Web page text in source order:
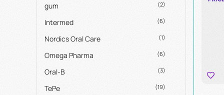
gum (2)
Intermed (6)
Nordics Oral Care (1)
Omega Pharma (6)
Oral-B (3)
TePe (19)